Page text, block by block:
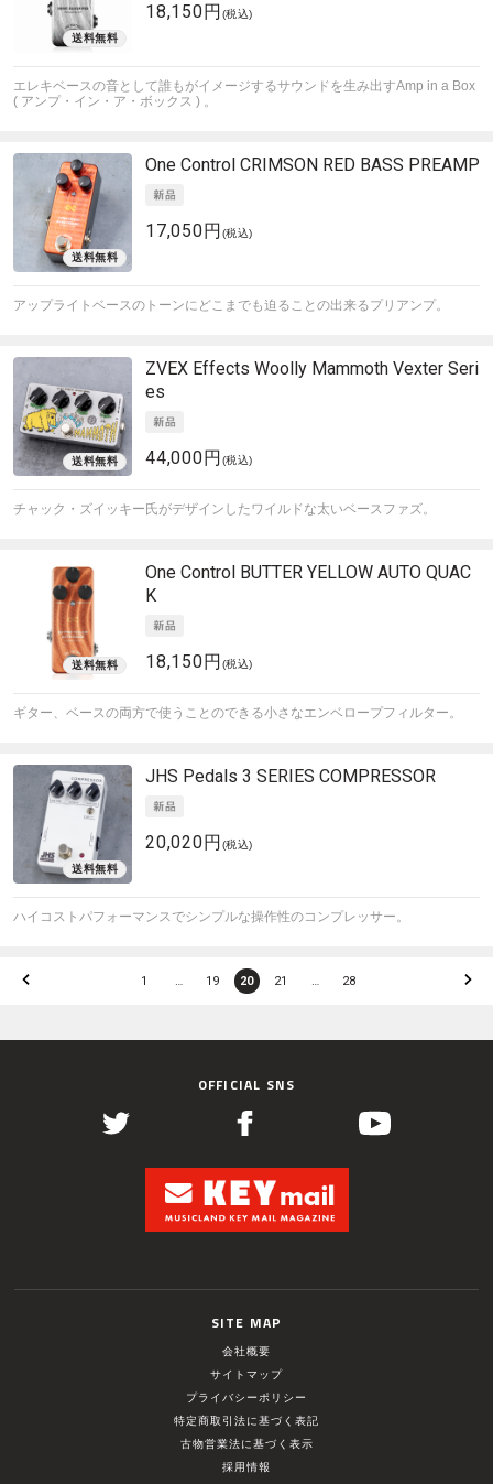
18,150円 (税込)
エレキベースの音として誰もがイメージするサウンドを生み出すAmp in a Box
( アンプ・イン・ア・ボックス ) 。
One Control CRIMSON RED BASS PREAMP
17,050円 (税込)
アップライトベースのトーンにどこまでも迫ることの出来るプリアンプ。
ZVEX Effects Woolly Mammoth Vexter Seri
es
44,000円 (税込)
チャック・ズイッキー氏がデザインしたワイルドな太いベースファズ。
One Control BUTTER YELLOW AUTO QUAC
K
18,150円 (税込)
ギター、ベースの両方で使うことのできる小さなエンベロープフィルター。
JHS Pedals 3 SERIES COMPRESSOR
20,020円 (税込)
ハイコストパフォーマンスでシンプルな操作性のコンプレッサー。
1 … 19 20 21 … 28
OFFICIAL SNS
SITE MAP
会社概要
サイトマップ
プライバシーポリシー
特定商取引法に基づく表記
古物営業法に基づく表示
採用情報